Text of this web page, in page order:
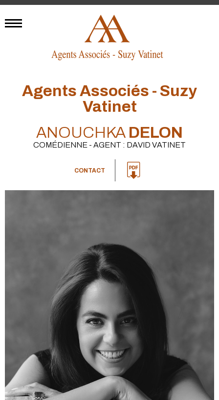
Agents Associés - Suzy
Vatinet
ANOUCHKA DELON
COMÉDIENNE - AGENT : DAVID VATINET
CONTACT